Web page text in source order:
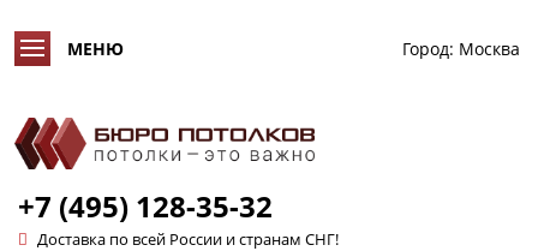
Город: Москва
+7 (495) 128-35-32
Доставка по всей России и странам СНГ!